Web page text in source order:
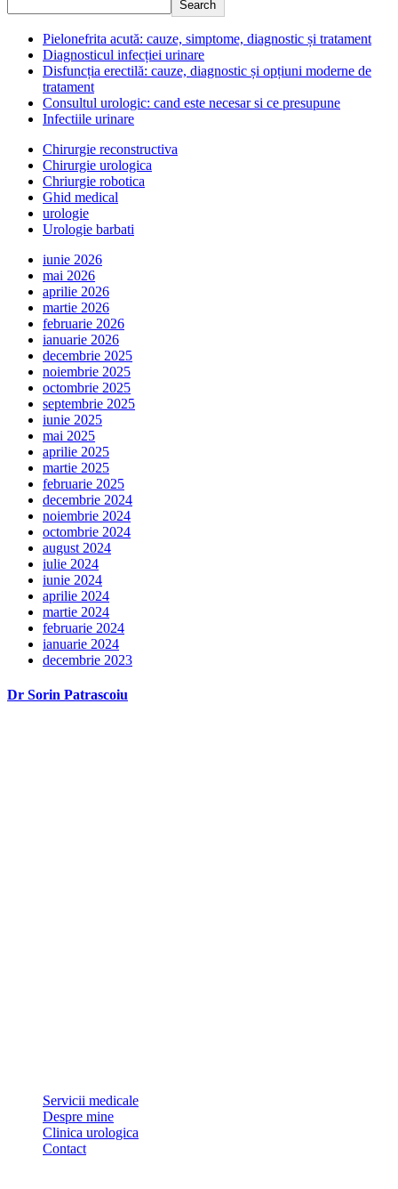
Search
Pielonefrita acută: cauze, simptome, diagnostic și tratament
Diagnosticul infecției urinare
Disfuncția erectilă: cauze, diagnostic și opțiuni moderne de
tratament
Consultul urologic: cand este necesar si ce presupune
Infectiile urinare
Chirurgie reconstructiva
Chirurgie urologica
Chriurgie robotica
Ghid medical
urologie
Urologie barbati
iunie 2026
mai 2026
aprilie 2026
martie 2026
februarie 2026
ianuarie 2026
decembrie 2025
noiembrie 2025
octombrie 2025
septembrie 2025
iunie 2025
mai 2025
aprilie 2025
martie 2025
februarie 2025
decembrie 2024
noiembrie 2024
octombrie 2024
august 2024
iulie 2024
iunie 2024
aprilie 2024
martie 2024
februarie 2024
ianuarie 2024
decembrie 2023
Dr Sorin Patrascoiu
Servicii medicale
Despre mine
Clinica urologica
Contact